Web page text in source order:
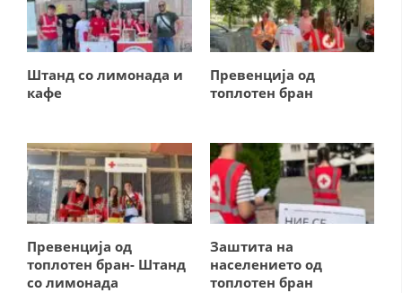
ИСТОРИЈАТ НА ЦКРМ
ИСТОРИЈАТ НА ДВИЖЕЊЕТО
СТРУКТУРА И ОРГАНИЗАЦИОНА ПОСТАВЕНОСТ – ОПШТИНСКА
ОРГАНИЗАЦИЈА КУМАНОВО
КОНТАКТ ИНФОРМАЦИИ
Штанд со лимонада и
кафе
Превенција од
топлотен бран
Превенција од
топлотен бран- Штанд
со лимонада
Заштита на
населението од
топлотен бран